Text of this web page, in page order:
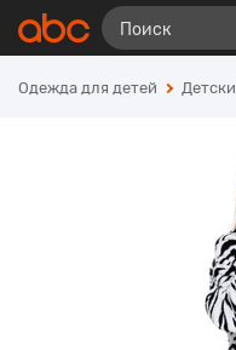
Одежда для детей